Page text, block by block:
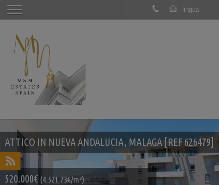
ATTICO IN NUEVA ANDALUCIA, MALAGA [REF 626479]
520.000€ (4.521,73€/m²)